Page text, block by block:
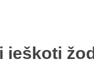
ieškoti